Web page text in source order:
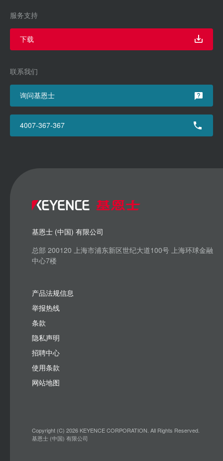
服务支持
下载
联系我们
询问基恩士
4007-367-367
基恩士 (中国) 有限公司
总部 200120 上海市浦东新区世纪大道100号 上海环球金融
中心7楼
产品法规信息
举报热线
条款
隐私声明
招聘中心
使用条款
网站地图
Copyright (C) 2026 KEYENCE CORPORATION. All Rights Reserved.
基恩士 (中国) 有限公司